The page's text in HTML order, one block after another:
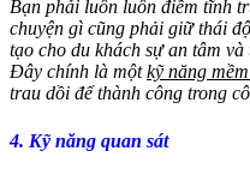
Bạn phải luôn luôn điềm tĩnh
chuyện gì cũng phải giữ thái
tạo cho du khách sự an tâm
Đây chính là một kỹ năng
trau dồi để thành công trong
4. Kỹ năng quan sát